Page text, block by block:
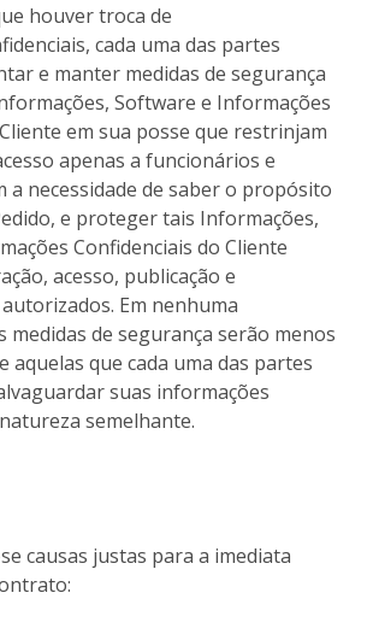
houver troca de
cada uma das partes
e manter medidas de segurança
Software e Informações
em sua posse que restrinjam
apenas a funcionários e
a necessidade de saber o propósito
e proteger tais Informações,
Confidenciais do Cliente
acesso, publicação e
Em nenhuma
medidas de segurança serão menos
aquelas que cada uma das partes
suas informações
semelhante.
causas justas para a imediata